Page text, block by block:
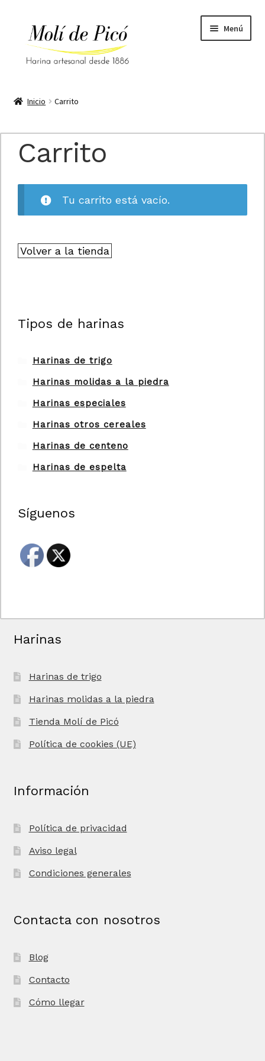
navegación
contenido
Menú
Blog
Contacto
Mi cuenta
Molí de Picó
Política de cookies
Política de cookies (UE)
Trabaja con nosotros
Inicio Carrito
Carrito
Tu carrito está vacío.
Volver a la tienda
Tipos de harinas
Harinas de trigo
Harinas molidas a la piedra
Harinas especiales
Harinas otros cereales
Harinas de centeno
Harinas de espelta
Síguenos
Harinas
Harinas de trigo
Harinas molidas a la piedra
Tienda Molí de Picó
Política de cookies (UE)
Información
Política de privacidad
Aviso legal
Condiciones generales
Contacta con nosotros
Blog
Contacto
Cómo llegar